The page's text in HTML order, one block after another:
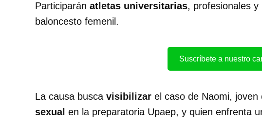
Participarán atletas universitarias, profesionales y
baloncesto femenil.
Suscríbete a nuestro
La causa busca visibilizar el caso de Naomi,
sexual en la preparatoria Upaep, y quien enfrenta